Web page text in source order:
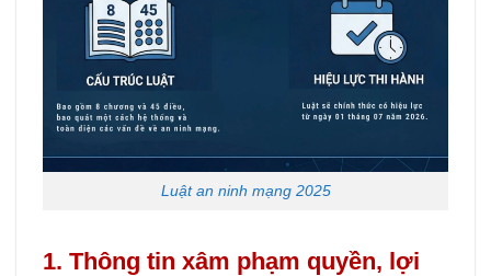
Luật an ninh mạng 2025
1. Thông tin xâm phạm quyền, lợi